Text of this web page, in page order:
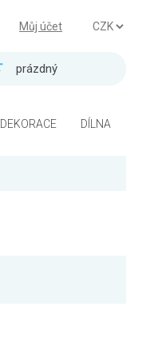
Můj účet
prázdný
DEKORACE DÍLNA